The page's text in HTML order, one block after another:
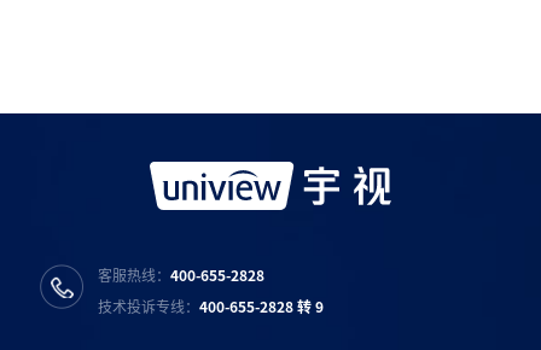
客服热线：400-655-2828
技术投诉专线：400-655-2828 转 9